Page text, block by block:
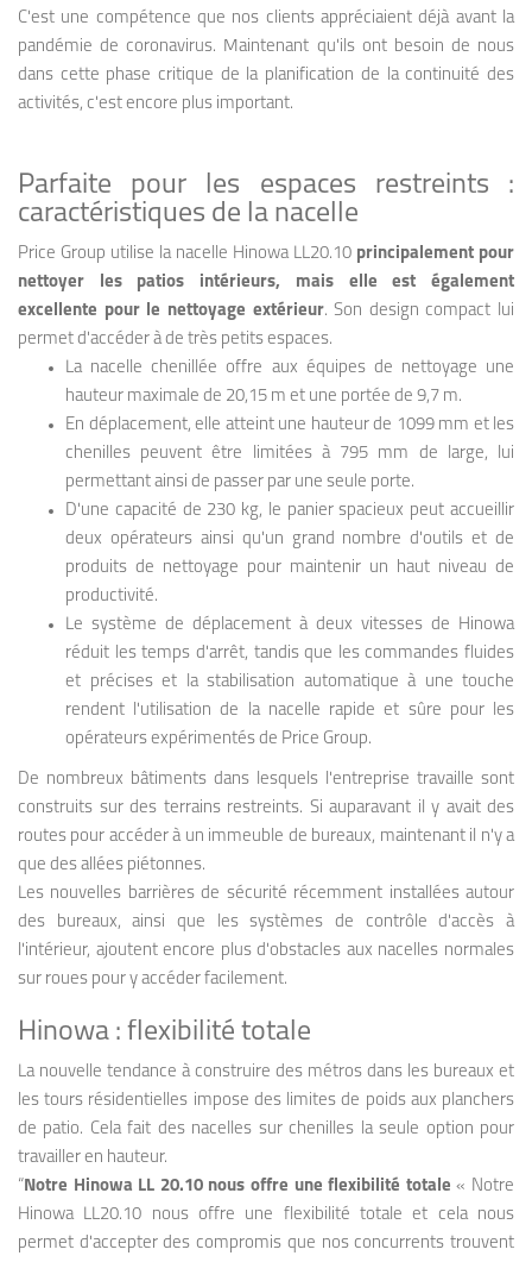
C'est une compétence que nos clients appréciaient déjà avant la
pandémie de coronavirus. Maintenant qu'ils ont besoin de nous
dans cette phase critique de la planification de la continuité des
activités, c'est encore plus important.
Parfaite pour les espaces restreints :
caractéristiques de la nacelle
Price Group utilise la nacelle Hinowa LL20.10 principalement pour
nettoyer les patios intérieurs, mais elle est également
excellente pour le nettoyage extérieur. Son design compact lui
permet d'accéder à de très petits espaces.
La nacelle chenillée offre aux équipes de nettoyage une
hauteur maximale de 20,15 m et une portée de 9,7 m.
En déplacement, elle atteint une hauteur de 1099 mm et les
chenilles peuvent être limitées à 795 mm de large, lui
permettant ainsi de passer par une seule porte.
D'une capacité de 230 kg, le panier spacieux peut accueillir
deux opérateurs ainsi qu'un grand nombre d'outils et de
produits de nettoyage pour maintenir un haut niveau de
productivité.
Le système de déplacement à deux vitesses de Hinowa
réduit les temps d'arrêt, tandis que les commandes fluides
et précises et la stabilisation automatique à une touche
rendent l'utilisation de la nacelle rapide et sûre pour les
opérateurs expérimentés de Price Group.
De nombreux bâtiments dans lesquels l'entreprise travaille sont
construits sur des terrains restreints. Si auparavant il y avait des
routes pour accéder à un immeuble de bureaux, maintenant il n'y a
que des allées piétonnes.
Les nouvelles barrières de sécurité récemment installées autour
des bureaux, ainsi que les systèmes de contrôle d'accès à
l'intérieur, ajoutent encore plus d'obstacles aux nacelles normales
sur roues pour y accéder facilement.
Hinowa : flexibilité totale
La nouvelle tendance à construire des métros dans les bureaux et
les tours résidentielles impose des limites de poids aux planchers
de patio. Cela fait des nacelles sur chenilles la seule option pour
travailler en hauteur.
“Notre Hinowa LL 20.10 nous offre une flexibilité totale « Notre
Hinowa LL20.10 nous offre une flexibilité totale et cela nous
permet d'accepter des compromis que nos concurrents trouvent